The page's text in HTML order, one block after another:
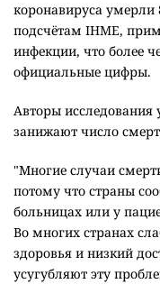
коронавируса умерли
подсчётам IHME,
инфекции, что более
официальные цифры.
Авторы исследования
занижают число
"Многие случаи
потому что страны
больницах или у
Во многих странах
здоровья и низкий
усугубляют эту